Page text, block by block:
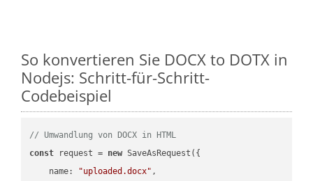
So konvertieren Sie DOCX to DOTX in
Nodejs: Schritt-für-Schritt-
Codebeispiel
// Umwandlung von DOCX in HTML
const request = new SaveAsRequest({
name: "uploaded.docx" ,